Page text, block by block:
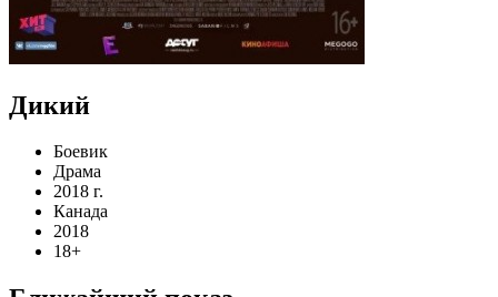
Дикий
Боевик
Драма
2018 г.
Канада
2018
18+